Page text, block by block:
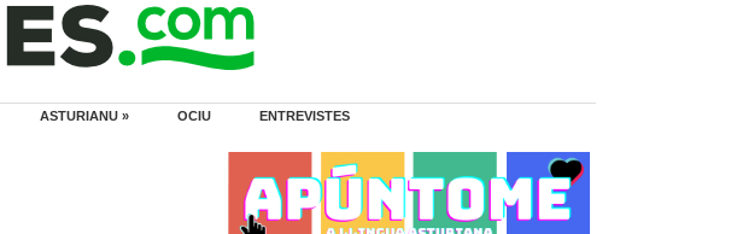
ASTURIANU » OCIU ENTREVISTES